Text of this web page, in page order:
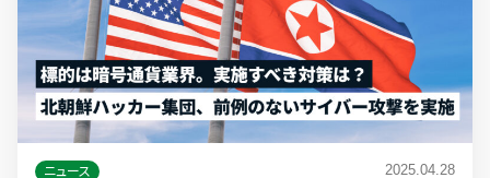
ニュース 2025.04.28